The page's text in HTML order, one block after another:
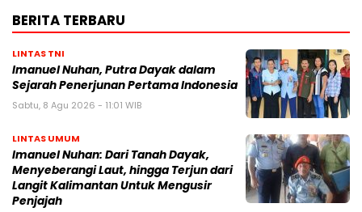
BERITA TERBARU
LINTAS TNI
Imanuel Nuhan, Putra Dayak dalam
Sejarah Penerjunan Pertama Indonesia
Sabtu, 8 Agu 2026 - 11:01 WIB
LINTAS UMUM
Imanuel Nuhan: Dari Tanah Dayak,
Menyeberangi Laut, hingga Terjun dari
Langit Kalimantan Untuk Mengusir
Penjajah